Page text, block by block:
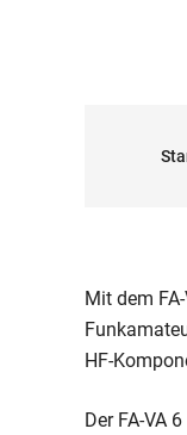
Mit dem
HF-
Der FA-VA